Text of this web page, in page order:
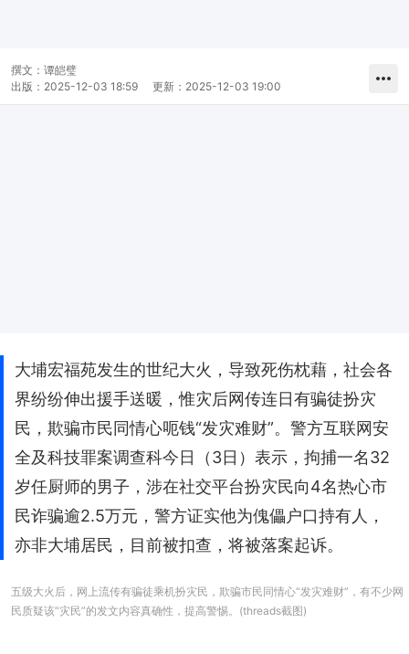
撰文： 谭皑璧
出版： 2025-12-03 18:59 更新： 2025-12-03 19:00
大埔宏福苑发生的世纪大火，导致死伤枕藉，社会各
界纷纷伸出援手送暖，惟灾后网传连日有骗徒扮灾
民，欺骗市民同情心呃钱“发灾难财”。警方互联网安
全及科技罪案调查科今日（3日）表示，拘捕一名32
岁任厨师的男子，涉在社交平台扮灾民向4名热心市
民诈骗逾2.5万元，警方证实他为傀儡户口持有人，
亦非大埔居民，目前被扣查，将被落案起诉。
五级大火后，网上流传有骗徒乘机扮灾民，欺骗市民同情心“发灾难财”，有不少网
民质疑该“灾民”的发文内容真确性，提高警惕。(threads截图)